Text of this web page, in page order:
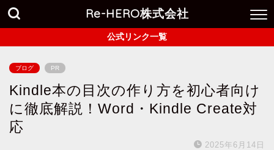
Re-HERO株式会社
公式リンク一覧
ブログ PR
Kindle本の目次の作り方を初心者向け
に徹底解説！Word・Kindle Create対
応
2025年6月14日